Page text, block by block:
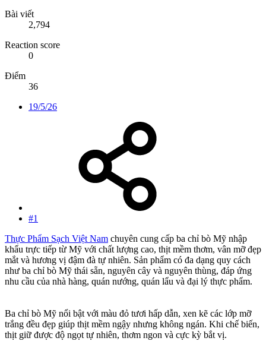
Bài viết
2,794
Reaction score
0
Điểm
36
19/5/26
#1
Thực Phẩm Sạch Việt Nam chuyên cung cấp ba chỉ bò Mỹ nhập
khẩu trực tiếp từ Mỹ với chất lượng cao, thịt mềm thơm, vân mỡ đẹp
mắt và hương vị đậm đà tự nhiên. Sản phẩm có đa dạng quy cách
như ba chỉ bò Mỹ thái sẵn, nguyên cây và nguyên thùng, đáp ứng
nhu cầu của nhà hàng, quán nướng, quán lẩu và đại lý thực phẩm.
Ba chỉ bò Mỹ nổi bật với màu đỏ tươi hấp dẫn, xen kẽ các lớp mỡ
trắng đều đẹp giúp thịt mềm ngậy nhưng không ngán. Khi chế biến,
thịt giữ được độ ngọt tự nhiên, thơm ngon và cực kỳ bắt vị.